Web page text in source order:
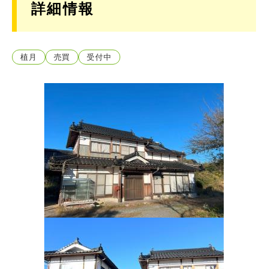
詳細情報
植月 売買 受付中